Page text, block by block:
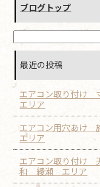
ブログトップ
最近の投稿
エアコン取り付
エリア
エアコン用穴あ
エリア
エアコン取り付
和 綾瀬 エリア